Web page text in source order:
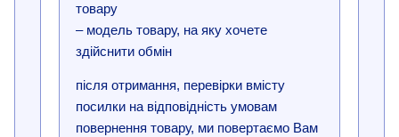
товару
– модель товару, на яку хочете
здійснити обмін
після отримання, перевірки вмісту
посилки на відповідність умовам
повернення товару, ми повертаємо Вам